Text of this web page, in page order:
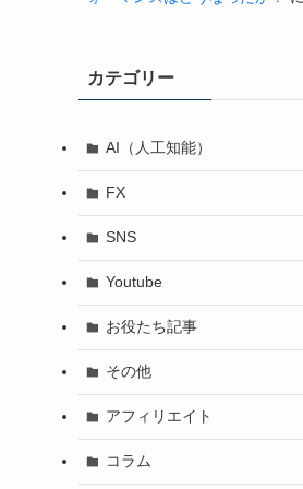
カテゴリー
AI（人工知能）
FX
SNS
Youtube
お役たち記事
その他
アフィリエイト
コラム